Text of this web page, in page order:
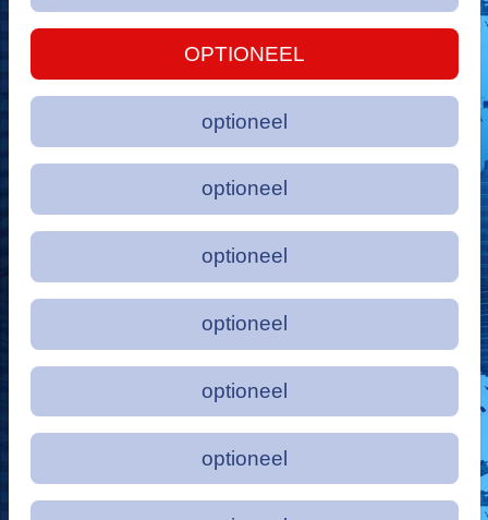
OPTIONEEL
optioneel
optioneel
optioneel
optioneel
optioneel
optioneel